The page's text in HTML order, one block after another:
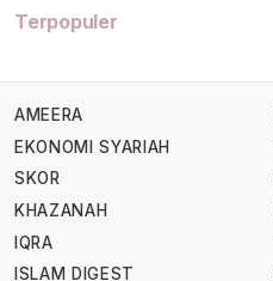
Terpopuler
AMEERA
EKONOMI SYARIAH
SKOR
KHAZANAH
IQRA
ISLAM DIGEST